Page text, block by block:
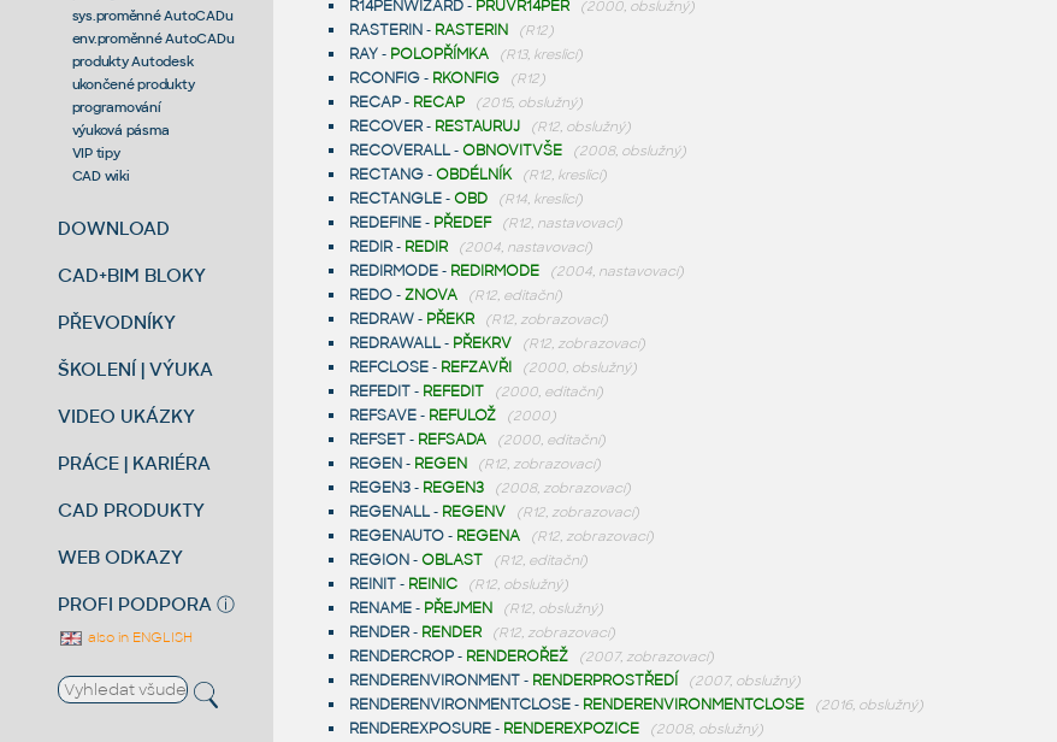
sys.proměnné AutoCADu
env.proměnné AutoCADu
produkty Autodesk
ukončené produkty
programování
výuková pásma
VIP tipy
CAD wiki
DOWNLOAD
CAD+BIM BLOKY
PŘEVODNÍKY
ŠKOLENÍ | VÝUKA
VIDEO UKÁZKY
PRÁCE | KARIÉRA
CAD PRODUKTY
WEB ODKAZY
PROFI PODPORA ⓘ
also in ENGLISH
R14PENWIZARD- PRŮVR14PER (2000, obslužný)
RASTERIN- RASTERIN (R12)
RAY- POLOPŘÍMKA (R13, kreslicí)
RCONFIG- RKONFIG (R12)
RECAP- RECAP (2015, obslužný)
RECOVER- RESTAURUJ (R12, obslužný)
RECOVERALL-OBNOVITVŠE (2008, obslužný)
RECTANG-OBDÉLNÍK (R12, kreslicí)
RECTANGLE-OBD (R14, kreslicí)
REDEFINE- PŘEDEF (R12, nastavovací)
REDIR- REDIR (2004, nastavovací)
REDIRMODE- REDIRMODE (2004, nastavovací)
REDO-ZNOVA (R12, editační)
REDRAW- PŘEKR (R12, zobrazovací)
REDRAWALL- PŘEKRV (R12, zobrazovací)
REFCLOSE- REFZAVŘI (2000, obslužný)
REFEDIT- REFEDIT (2000, editační)
REFSAVE- REFULOŽ (2000)
REFSET- REFSADA (2000, editační)
REGEN- REGEN (R12, zobrazovací)
REGEN3- REGEN3 (2008, zobrazovací)
REGENALL- REGENV (R12, zobrazovací)
REGENAUTO- REGENA (R12, zobrazovací)
REGION-OBLAST (R12, editační)
REINIT- REINIC (R12, obslužný)
RENAME- PŘEJMEN (R12, obslužný)
RENDER- RENDER (R12, zobrazovací)
RENDERCROP- RENDEROŘEŽ (2007, zobrazovací)
RENDERENVIRONMENT- RENDERPROSTŘEDÍ (2007, obslužný)
RENDERENVIRONMENTCLOSE- RENDERENVIRONMENTCLOSE (2016, obslužný)
RENDEREXPOSURE- RENDEREXPOZICE (2008, obslužný)